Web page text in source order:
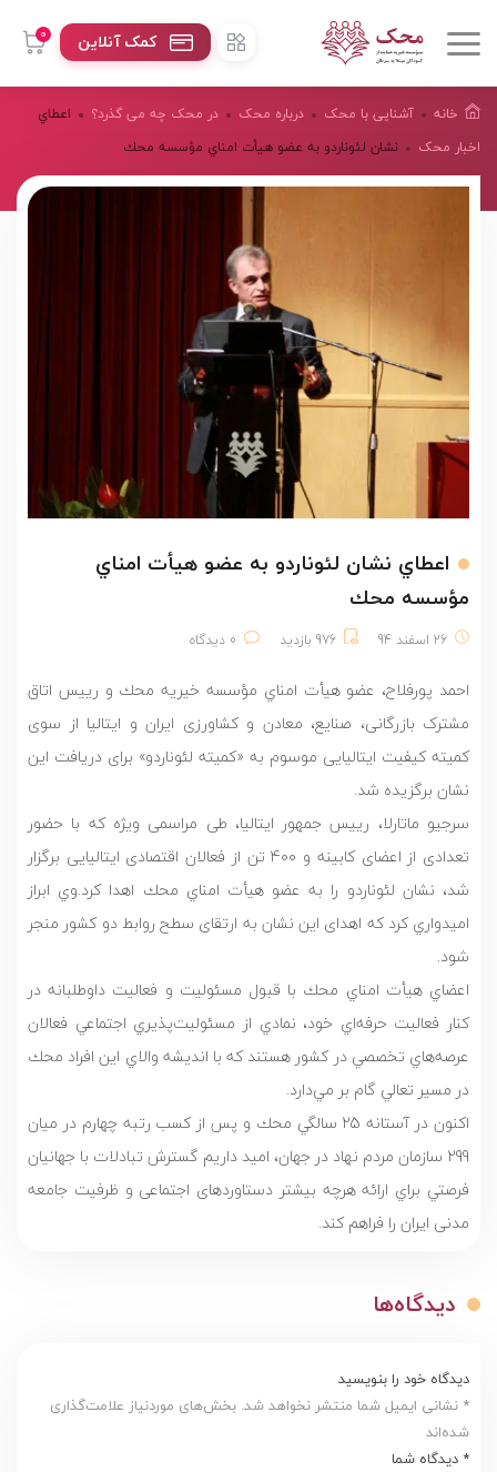
0 کمک آنلاین
خانه آشنایی با محک درباره محک
در محک چه می گذرد؟
اخبار محک
اعطاي
نشان لئوناردو به عضو هيأت امناي مؤسسه محك
اعطاي نشان لئوناردو به عضو هيأت امناي
مؤسسه محك
26 اسفند 94 976 بازدید 0 دیدگاه
احمد پورفلاح، عضو هيأت امناي مؤسسه خيريه محك و رییس اتاق
مشترک بازرگانی، صنایع، معادن و کشاورزی ایران و ایتالیا از سوی
کمیته کیفیت ایتالیایی موسوم به «کمیته لئوناردو» برای دریافت این
نشان برگزیده شد.
سرجیو ماتارلا، رییس جمهور ایتالیا، طی مراسمی ویژه که با حضور
تعدادی از اعضای کابینه و 400 تن از فعالان اقتصادی ایتالیایی برگزار
شد، نشان لئوناردو را به عضو هيأت امناي محك اهدا کرد.وي ابراز
اميدواري كرد كه اهدای اين نشان به ارتقای سطح روابط دو کشور منجر
شود.
اعضاي هيأت امناي محك با قبول مسئوليت و فعاليت داوطلبانه در
كنار فعاليت حرفه‌اي خود، نمادي از مسئوليت‌پذيري اجتماعي فعالان
عرصه‌هاي تخصصي در كشور هستند كه با انديشه والاي اين افراد محك
در مسير تعالي گام بر مي‌دارد.
اكنون در آستانه 25 سالگي محك و پس از كسب رتبه چهارم در ميان
299 سازمان مردم نهاد در جهان، اميد داريم گسترش تبادلات با جهانيان
فرصتي براي ارائه هرچه بيشتر دستاوردهای اجتماعی و ظرفيت جامعه
مدنی ایران را فراهم كند.
دیدگاه‌ها
دیدگاه خود را بنویسید
* نشانی ایمیل شما منتشر نخواهد شد. بخش‌های موردنیاز علامت‌گذاری
شده‌اند
* دیدگاه شما